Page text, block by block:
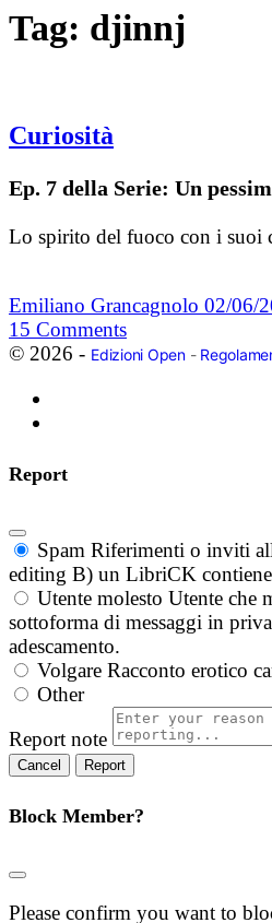
Tag: djinnj
Curiosità
Ep. 7 della Serie: Un
Lo spirito del fuoco con i suoi
Emiliano Grancagnolo 02/06/
15 Comments
© 2026 - Edizioni Open-
Report
Spam Riferimenti o inviti
editing B) un LibriCK
Utente molesto Utente che
sottoforma di messaggi in
adescamento.
Volgare Racconto erotico
Other
Report note
Report
Block Member?
Please confirm you want to